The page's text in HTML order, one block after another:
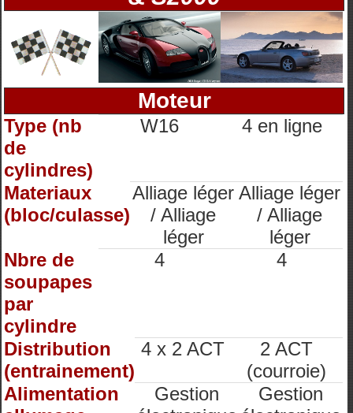
Moteur
Type (nb
de
cylindres)
W16 4 en ligne
Materiaux
(bloc/culasse)
Alliage léger
/ Alliage
léger
Alliage léger
/ Alliage
léger
Nbre de
soupapes
par
cylindre
4 4
Distribution
(entrainement)
4 x 2 ACT
2 ACT
(courroie)
Alimentation
Gestion
Gestion